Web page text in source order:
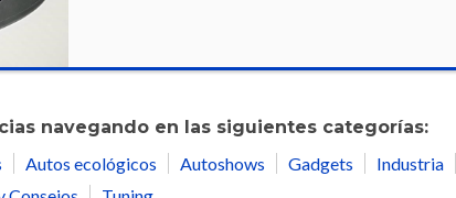
navegando en las siguientes categorías:
Autos ecológicos Autoshows Gadgets Industria